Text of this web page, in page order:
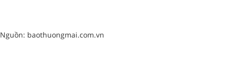
Nguồn: baothuongmai.com.vn